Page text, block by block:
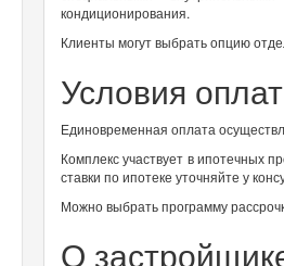
кондиционирования.
Клиенты могут выбрать опцию
Условия
Единовременная оплата
Комплекс участвует в ипотечных
ставки по ипотеке уточняйте у
Можно выбрать программу
О